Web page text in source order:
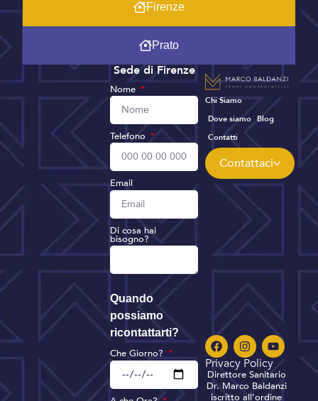
Firenze
Prato
Sede di Firenze
Nome
Telefono
Email
Di cosa hai
bisogno?
Quando
possiamo
ricontattarti?
Che Giorno?
Chi Siamo
Dove siamo Blog
Contatti
Contattaci
Privacy Policy
Direttore Sanitario
Dr. Marco Baldanzi
iscritto all’ordine